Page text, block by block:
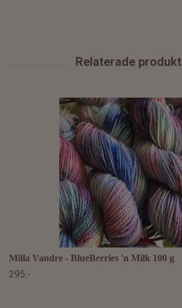
Milla Vandre - BlueBerries 'n Milk 100 g
295:-